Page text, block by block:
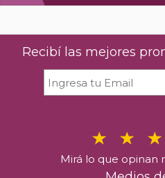
Recibí las mejores
Mirá lo que opinan